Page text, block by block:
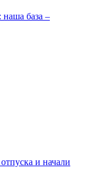
база –
и начали